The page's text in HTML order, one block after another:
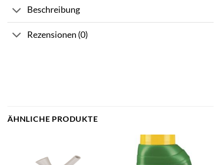
Beschreibung
Rezensionen (0)
ÄHNLICHE PRODUKTE